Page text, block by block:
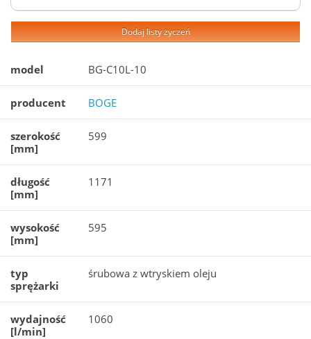
Dodaj listy życzeń
model BG-C10L-10
producent BOGE
szerokość
[mm]
599
długość
[mm]
1171
wysokość
[mm]
595
typ
sprężarki
śrubowa z wtryskiem oleju
wydajność
[l/min]
1060